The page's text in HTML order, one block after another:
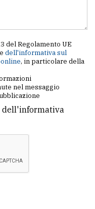
del Regolamento UE
dell'informativa sul
, in particolare della
nel messaggio
dell'informativa